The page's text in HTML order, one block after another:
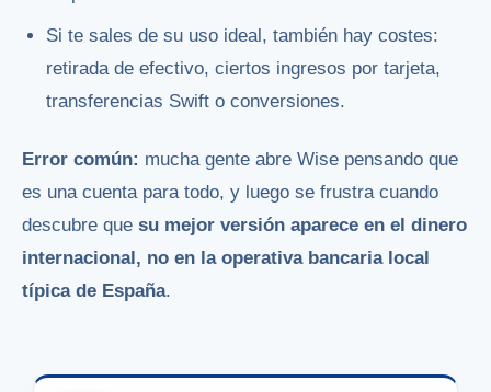
Si te sales de su uso ideal, también hay costes:
retirada de efectivo, ciertos ingresos por tarjeta,
transferencias Swift o conversiones.
Error común: mucha gente abre Wise pensando que
es una cuenta para todo, y luego se frustra cuando
descubre que su mejor versión aparece en el dinero
internacional, no en la operativa bancaria local
típica de España.